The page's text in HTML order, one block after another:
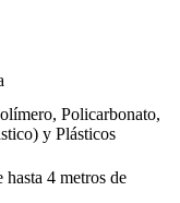
Policarbonato,
y Plásticos
hasta 4 metros de